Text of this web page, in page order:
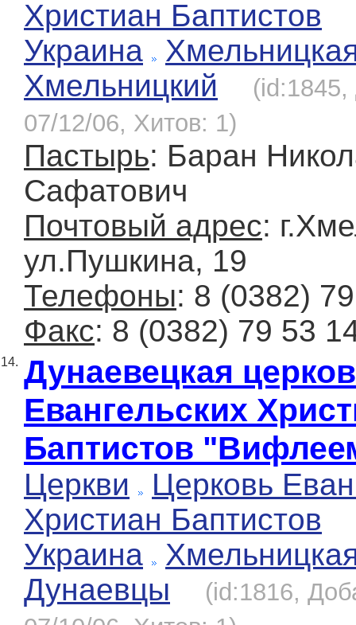
Христиан Баптистов
Украина
Хмельницкий
07/12/06, Хитов: 1)
Пастырь: Баран
Сафатович
Почтовый адрес:
ул.Пушкина, 19
Телефоны: 8 (0382)
Факс: 8 (0382) 79 53
14. Дунаевецкая
Евангельских
Баптистов
Церкви
Церковь
Христиан Баптистов
Украина
Дунаевцы
(id:1816,